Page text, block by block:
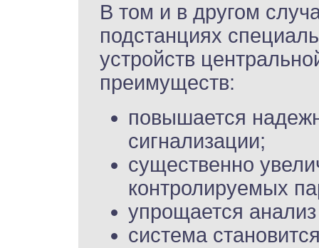
В том и в другом
подстанциях
устройств
преимуществ:
повышается
сигнализации;
существенно
контролируемых
упрощается
система